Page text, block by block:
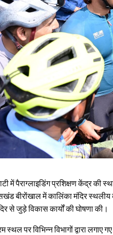
में पैराग्लाइडिंग प्रशिक्षण केंद्र की
बीरोंखाल में कालिंका मंदिर
से जुड़े विकास कार्यों की घोषणा की।
स्थल पर विभिन्न विभागों द्वारा लगाए